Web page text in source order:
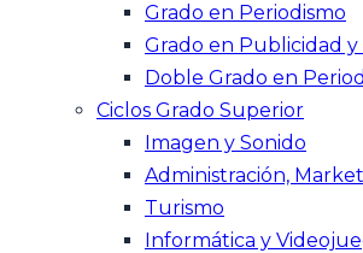
Grado en Periodismo
Grado en Publicidad
Doble Grado en
Ciclos Grado Superior
Imagen y Sonido
Administración,
Turismo
Informática y